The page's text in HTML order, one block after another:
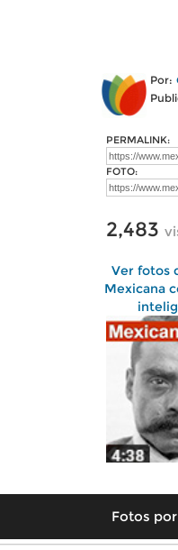
Por:
PERMALINK:
FOTO:
2,483
Ver fotos
Mexicana
Fotos